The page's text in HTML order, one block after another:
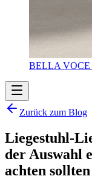
BELLA VOCE
Zurück zum Blog
Liegestuhl-
der Auswahl
achten sollten